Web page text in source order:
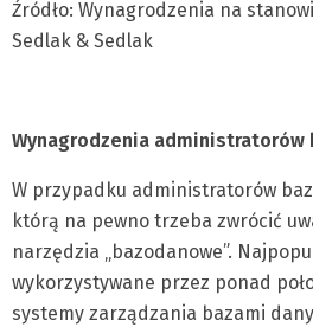
Źródło: Wynagrodzenia na
Sedlak & Sedlak
Wynagrodzenia administratorów
W przypadku administratorów
którą na pewno trzeba zwrócić
narzędzia „bazodanowe”.
wykorzystywane przez ponad
systemy zarządzania bazami